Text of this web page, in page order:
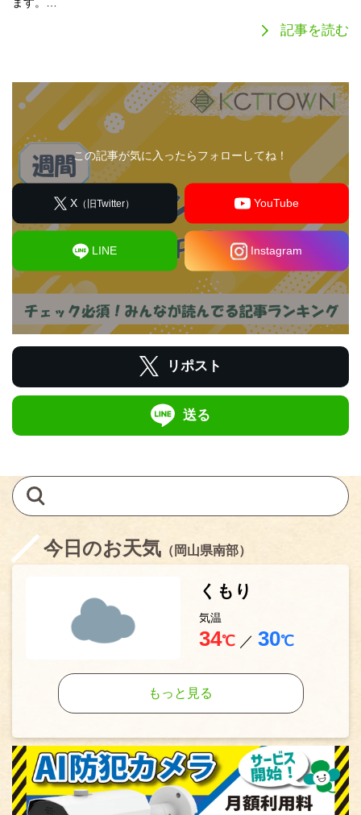
記事を読む
この記事が気に入ったらフォローしてね！
X （旧Twitter） YouTube
LINE Instagram
リポスト
送る
今日のお天気 （岡山県南部）
くもり
気温
34℃ ／ 30℃
もっと見る